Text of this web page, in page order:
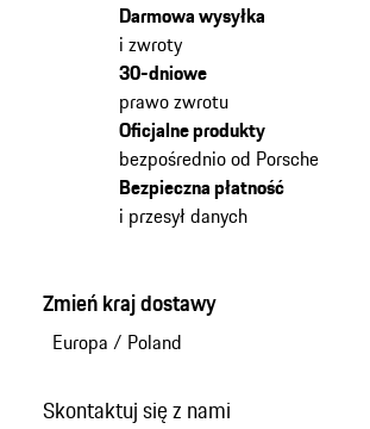
Darmowa wysyłka
i zwroty
30-dniowe
prawo zwrotu
Oficjalne produkty
bezpośrednio od Porsche
Bezpieczna płatność
i przesył danych
Zmień kraj dostawy
Europa / Poland
Skontaktuj się z nami